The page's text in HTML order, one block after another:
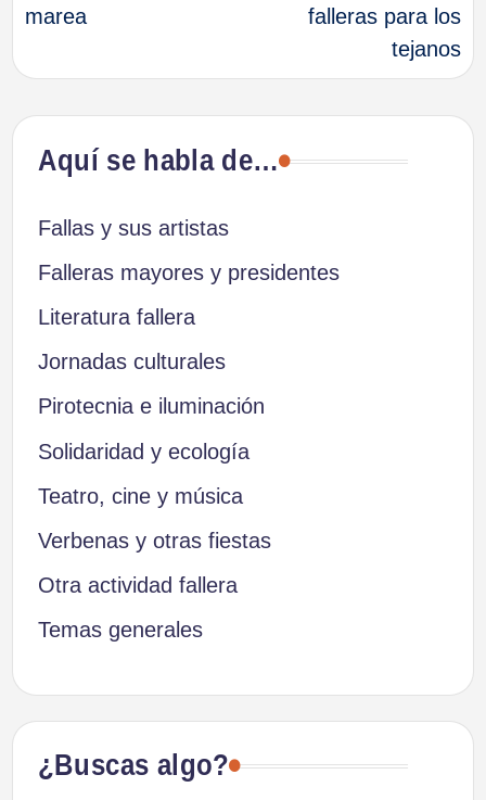
entradas
marea
falleras para los
tejanos
Aquí se habla de…
Fallas y sus artistas
Falleras mayores y presidentes
Literatura fallera
Jornadas culturales
Pirotecnia e iluminación
Solidaridad y ecología
Teatro, cine y música
Verbenas y otras fiestas
Otra actividad fallera
Temas generales
¿Buscas algo?